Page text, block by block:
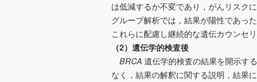
は低減するか不変であり，がんリスク
グループ解析では，結果が陽性であっ
これらに配慮し継続的な遺伝カウンセリ
（2）遺伝学的検査後
BRCA 遺伝学的検査の結果を開示す
なく，結果の解釈に関する説明，結果